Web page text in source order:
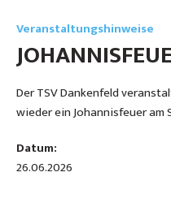
Veranstaltungshinweise
Der TSV Dankenfeld
wieder ein Johannisfeuer am
Datum:
26.06.2026